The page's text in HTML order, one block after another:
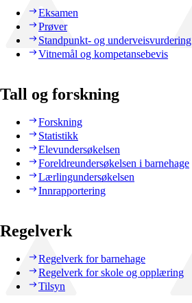
Eksamen
Prøver
Standpunkt- og underveisvurdering
Vitnemål og kompetansebevis
Tall og forskning
Forskning
Statistikk
Elevundersøkelsen
Foreldreundersøkelsen i barnehage
Lærlingundersøkelsen
Innrapportering
Regelverk
Regelverk for barnehage
Regelverk for skole og opplæring
Tilsyn